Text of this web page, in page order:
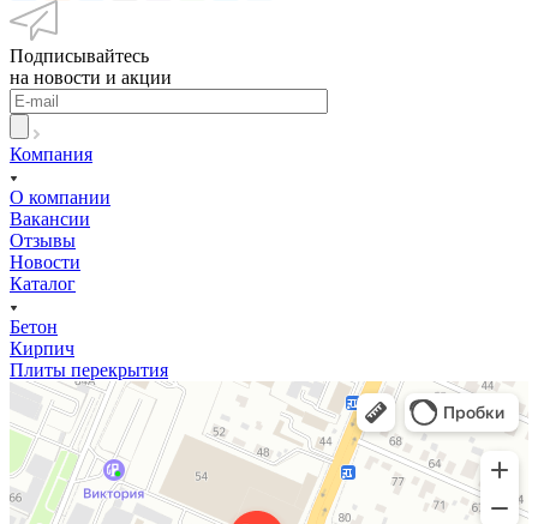
Подписывайтесь
на новости и акции
Компания
О компании
Вакансии
Отзывы
Новости
Каталог
Бетон
Кирпич
Плиты перекрытия